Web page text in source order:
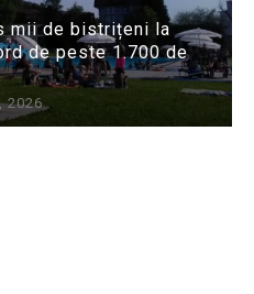
mii de bistrițeni la
de peste 1.700 de
2026